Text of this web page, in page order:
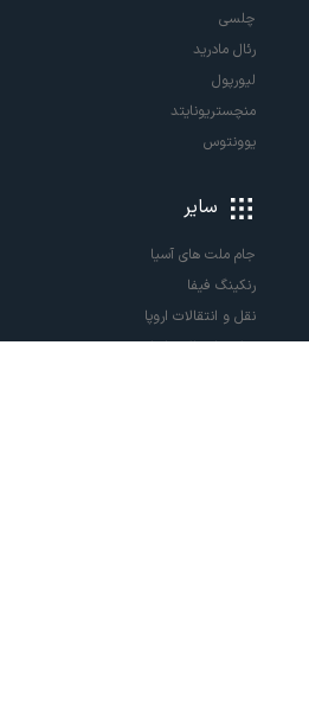
چلسی
رئال مادرید
لیورپول
منچستریونایتد
یوونتوس
سایر
جام ملت های آسیا
رنکینگ فیفا
نقل و انتقالات اروپا
نقل و انتقالات ایران